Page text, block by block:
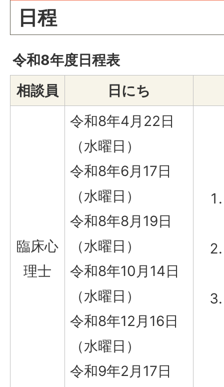
日程
令和8年度日程表
相談員
日にち
臨床心
理士
令和8年4月22日
（水曜日）
令和8年6月17日
（水曜日）
令和8年8月19日
（水曜日）
令和8年10月14日
（水曜日）
令和8年12月16日
（水曜日）
令和9年2月17日